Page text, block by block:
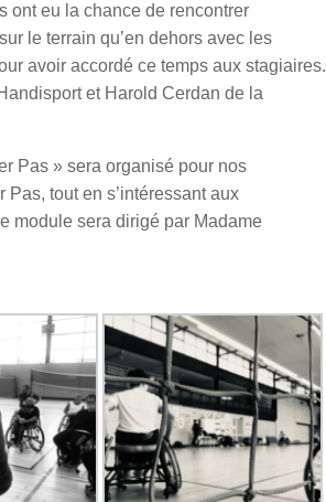
ont eu la chance de rencontrer
le terrain qu’en dehors avec les
avoir accordé ce temps aux stagiaires.
et Harold Cerdan de la
Pas » sera organisé pour nos
tout en s’intéressant aux
module sera dirigé par Madame